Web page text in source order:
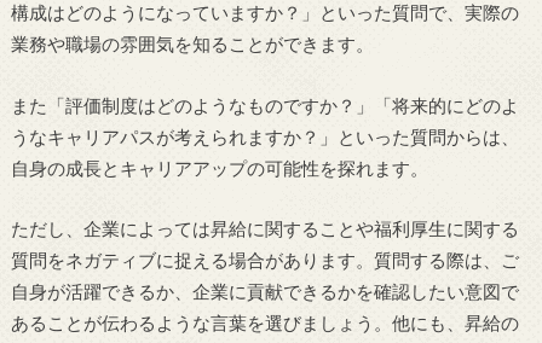
構成はどのようになっていますか？」といった質問で、実際の
業務や職場の雰囲気を知ることができます。
また「評価制度はどのようなものですか？」「将来的にどのよ
うなキャリアパスが考えられますか？」といった質問からは、
自身の成長とキャリアアップの可能性を探れます。
ただし、企業によっては昇給に関することや福利厚生に関する
質問をネガティブに捉える場合があります。質問する際は、ご
自身が活躍できるか、企業に貢献できるかを確認したい意図で
あることが伝わるような言葉を選びましょう。他にも、昇給の